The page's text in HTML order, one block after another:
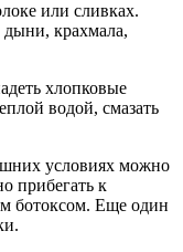
или сливках.
крахмала,
хлопковые
водой, смазать
условиях можно
прибегать к
ботоксом. Еще один